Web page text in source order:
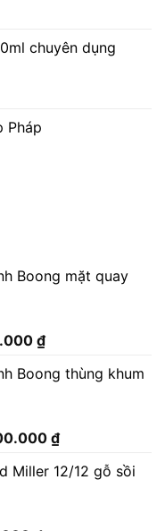
chuyên dụng
Pháp
Boong mặt quay
₫.
₫Giá
tại
Boong thùng khum
₫Giá
tại
Miller 12/12 gỗ sồi